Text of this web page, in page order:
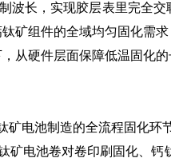
长，实现胶层表里完全
矿组件的全域均匀固化需
从硬件层面保障低温固化
池制造的全流程固化环
电池卷对卷印刷固化、